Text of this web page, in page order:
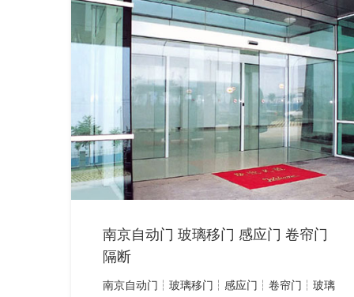
南京自动门 玻璃移门 感应门 卷帘门
隔断
南京自动门┆玻璃移门┆感应门┆卷帘门┆玻璃